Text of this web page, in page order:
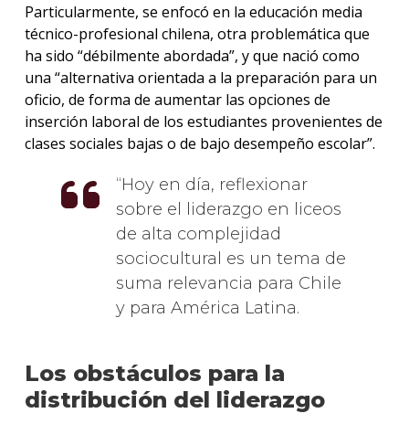
Particularmente, se enfocó en la educación media
técnico-profesional chilena, otra problemática que
ha sido “débilmente abordada”, y que nació como
una “alternativa orientada a la preparación para un
oficio, de forma de aumentar las opciones de
inserción laboral de los estudiantes provenientes de
clases sociales bajas o de bajo desempeño escolar”.
Hoy en día, reflexionar
sobre el liderazgo en liceos
de alta complejidad
sociocultural es un tema de
suma relevancia para Chile
y para América Latina.
Los obstáculos para la
distribución del liderazgo